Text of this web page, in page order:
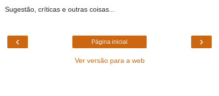
Sugestão, críticas e outras coisas...
‹ ›
Página inicial
Ver versão para a web